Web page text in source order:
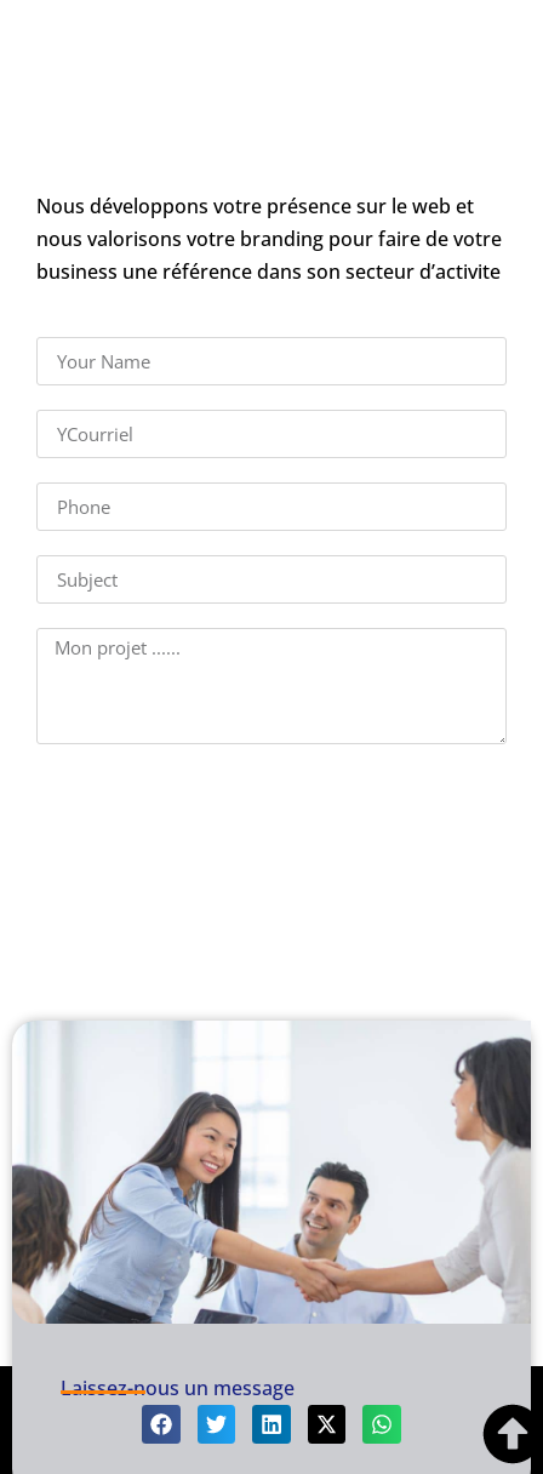
Nous développons votre présence sur le web et
nous valorisons votre branding pour faire de votre
business une référence dans son secteur d’activite
Laissez-nous un message